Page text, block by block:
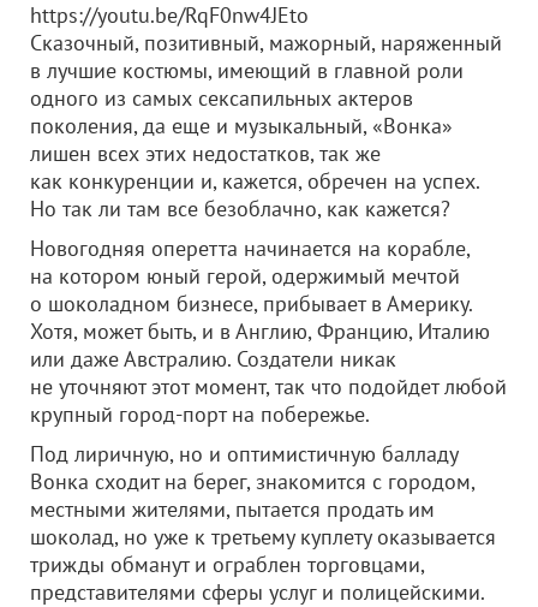
https://youtu.be/RqF0nw4JEto
Сказочный, позитивный, мажорный, наряженный
в лучшие костюмы, имеющий в главной роли
одного из самых сексапильных актеров
поколения, да еще и музыкальный, «Вонка»
лишен всех этих недостатков, так же
как конкуренции и, кажется, обречен на успех.
Но так ли там все безоблачно, как кажется?
Новогодняя оперетта начинается на корабле,
на котором юный герой, одержимый мечтой
о шоколадном бизнесе, прибывает в Америку.
Хотя, может быть, и в Англию, Францию, Италию
или даже Австралию. Создатели никак
не уточняют этот момент, так что подойдет любой
крупный город-порт на побережье.
Под лиричную, но и оптимистичную балладу
Вонка сходит на берег, знакомится с городом,
местными жителями, пытается продать им
шоколад, но уже к третьему куплету оказывается
трижды обманут и ограблен торговцами,
представителями сферы услуг и полицейскими.